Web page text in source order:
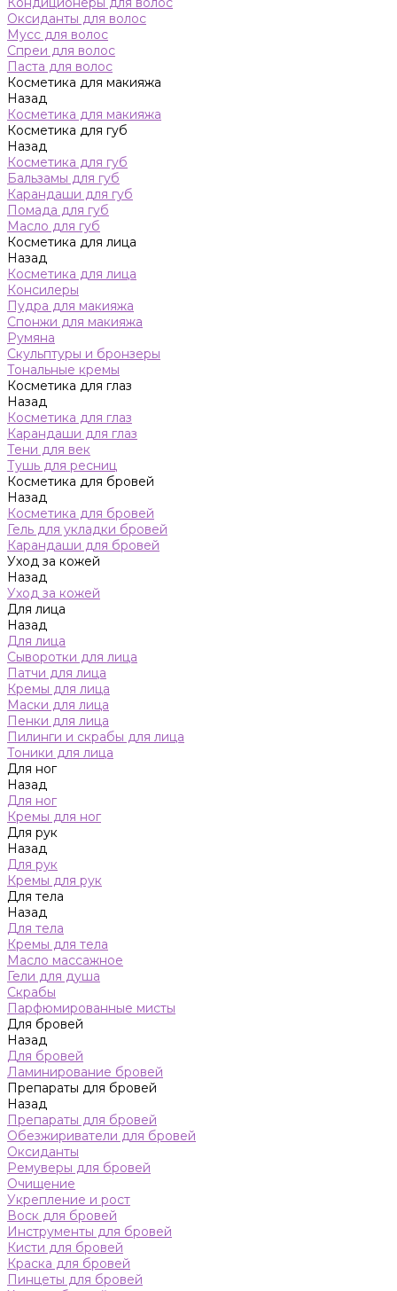
Оксиданты для волос
Мусс для волос
Спреи для волос
Паста для волос
Косметика для макияжа
Назад
Косметика для макияжа
Косметика для губ
Назад
Косметика для губ
Бальзамы для губ
Карандаши для губ
Помада для губ
Масло для губ
Косметика для лица
Назад
Косметика для лица
Консилеры
Пудра для макияжа
Спонжи для макияжа
Румяна
Скульптуры и бронзеры
Тональные кремы
Косметика для глаз
Назад
Косметика для глаз
Карандаши для глаз
Тени для век
Тушь для ресниц
Косметика для бровей
Назад
Косметика для бровей
Гель для укладки бровей
Карандаши для бровей
Уход за кожей
Назад
Уход за кожей
Для лица
Назад
Для лица
Сыворотки для лица
Патчи для лица
Кремы для лица
Маски для лица
Пенки для лица
Пилинги и скрабы для лица
Тоники для лица
Для ног
Назад
Для ног
Кремы для ног
Для рук
Назад
Для рук
Кремы для рук
Для тела
Назад
Для тела
Кремы для тела
Масло массажное
Гели для душа
Скрабы
Парфюмированные мисты
Для бровей
Назад
Для бровей
Ламинирование бровей
Препараты для бровей
Назад
Препараты для бровей
Обезжириватели для бровей
Оксиданты
Ремуверы для бровей
Очищение
Укрепление и рост
Воск для бровей
Инструменты для бровей
Кисти для бровей
Краска для бровей
Пинцеты для бровей